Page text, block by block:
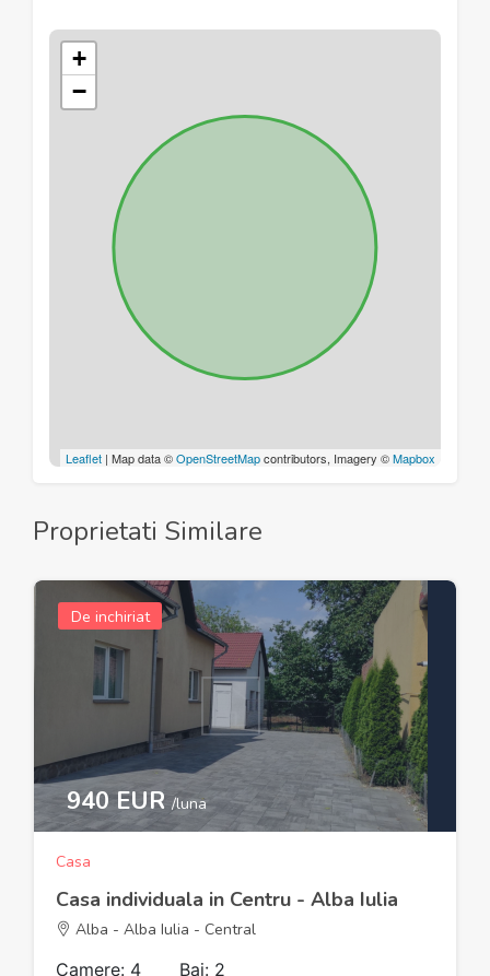
+
−
Leaflet | Map data ©OpenStreetMapcontributors, Imagery ©Mapbox
Proprietati Similare
De inchiriat
940 EUR /luna
Casa
Casa individuala in Centru - Alba Iulia
Alba - Alba Iulia - Central
Camere: 4 Bai: 2